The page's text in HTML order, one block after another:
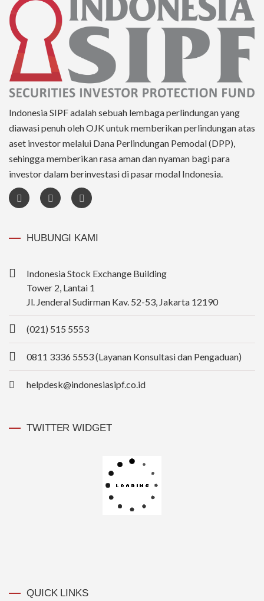
Indonesia SIPF adalah sebuah lembaga perlindungan yang
diawasi penuh oleh OJK untuk memberikan perlindungan atas
aset investor melalui Dana Perlindungan Pemodal (DPP),
sehingga memberikan rasa aman dan nyaman bagi para
investor dalam berinvestasi di pasar modal Indonesia.
HUBUNGI KAMI
Indonesia Stock Exchange Building
Tower 2, Lantai 1
Jl. Jenderal Sudirman Kav. 52-53, Jakarta 12190
(021) 515 5553
0811 3336 5553 (Layanan Konsultasi dan Pengaduan)
helpdesk@indonesiasipf.co.id
TWITTER WIDGET
QUICK LINKS